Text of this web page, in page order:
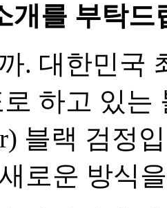
개를 부탁드
. 대한민국
하고 있는
블랙 검정
로운 방식